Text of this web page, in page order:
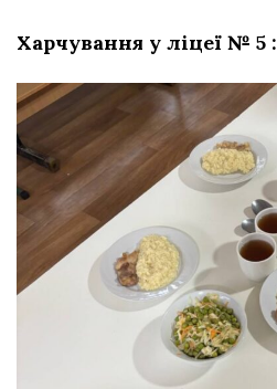
Харчування у ліцеї № 5 :